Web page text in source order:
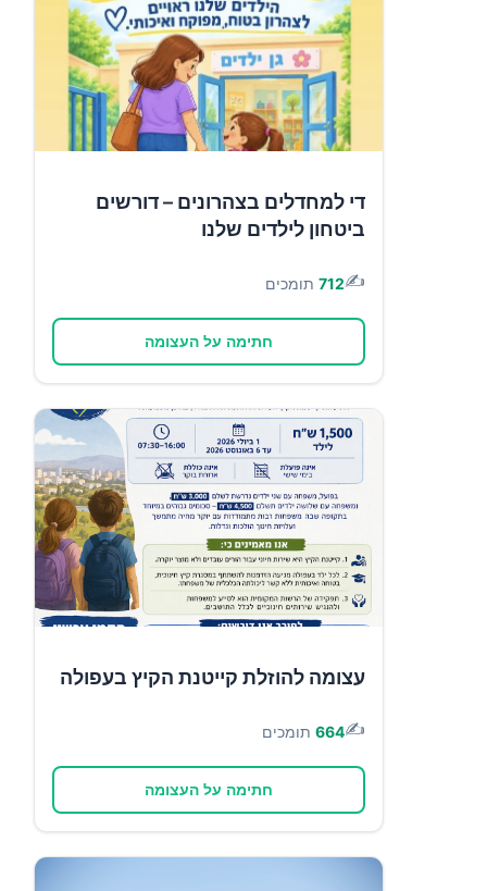
די למחדלים בצהרונים – דורשים
ביטחון לילדים שלנו
✍️
712 תומכים
חתימה על העצומה
עצומה להוזלת קייטנת הקיץ בעפולה
✍️
664 תומכים
חתימה על העצומה